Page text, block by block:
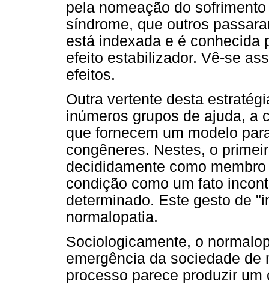
pela nomeação do
síndrome, que outros
está indexada e é conhecida
efeito estabilizador. Vê-se
efeitos.
Outra vertente desta
inúmeros grupos de ajuda, a
que fornecem um modelo
congêneres. Nestes, o
decididamente como
condição como um fato
determinado. Este gesto de
normalopatia.
Sociologicamente, o
emergência da sociedade
processo parece produzir